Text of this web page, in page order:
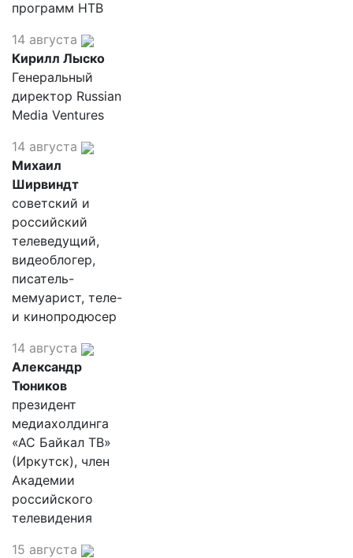
программ НТВ
14 августа
Кирилл Лыско
Генеральный
директор Russian
Media Ventures
14 августа
Михаил
Ширвиндт
советский и
российский
телеведущий,
видеоблогер,
писатель-
мемуарист, теле-
и кинопродюсер
14 августа
Александр
Тюников
президент
медиахолдинга
«АС Байкал ТВ»
(Иркутск), член
Академии
российского
телевидения
15 августа